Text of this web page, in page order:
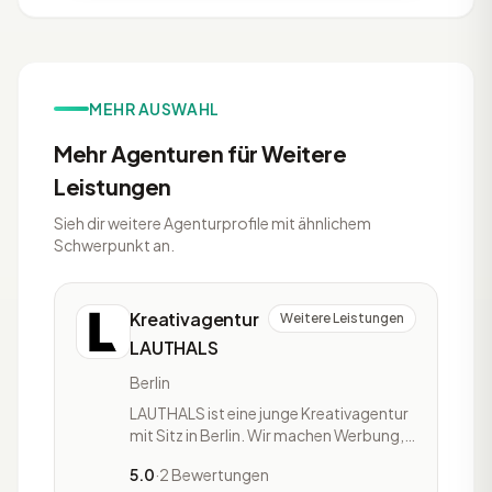
MEHR AUSWAHL
Mehr Agenturen für Weitere
Leistungen
Sieh dir weitere Agenturprofile mit ähnlichem
Schwerpunkt an.
Kreativagentur
LAUTHALS
Weitere Leistungen
Berlin
LAUTHALS ist eine junge Kreativagentur
mit Sitz in Berlin. Wir machen Werbung,
aber nie so laut, dass es nervt.
5.0·2 Bewertungen